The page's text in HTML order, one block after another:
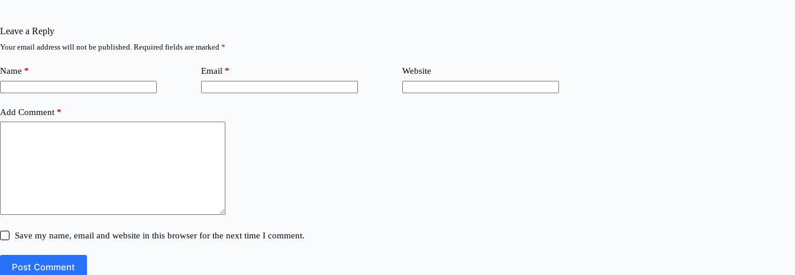
Leave a Reply
Your email address will not be published. Required fields are marked *
Name * Email * Website
Add Comment *
Save my name, email and website in this browser for the next time I comment.
Post Comment